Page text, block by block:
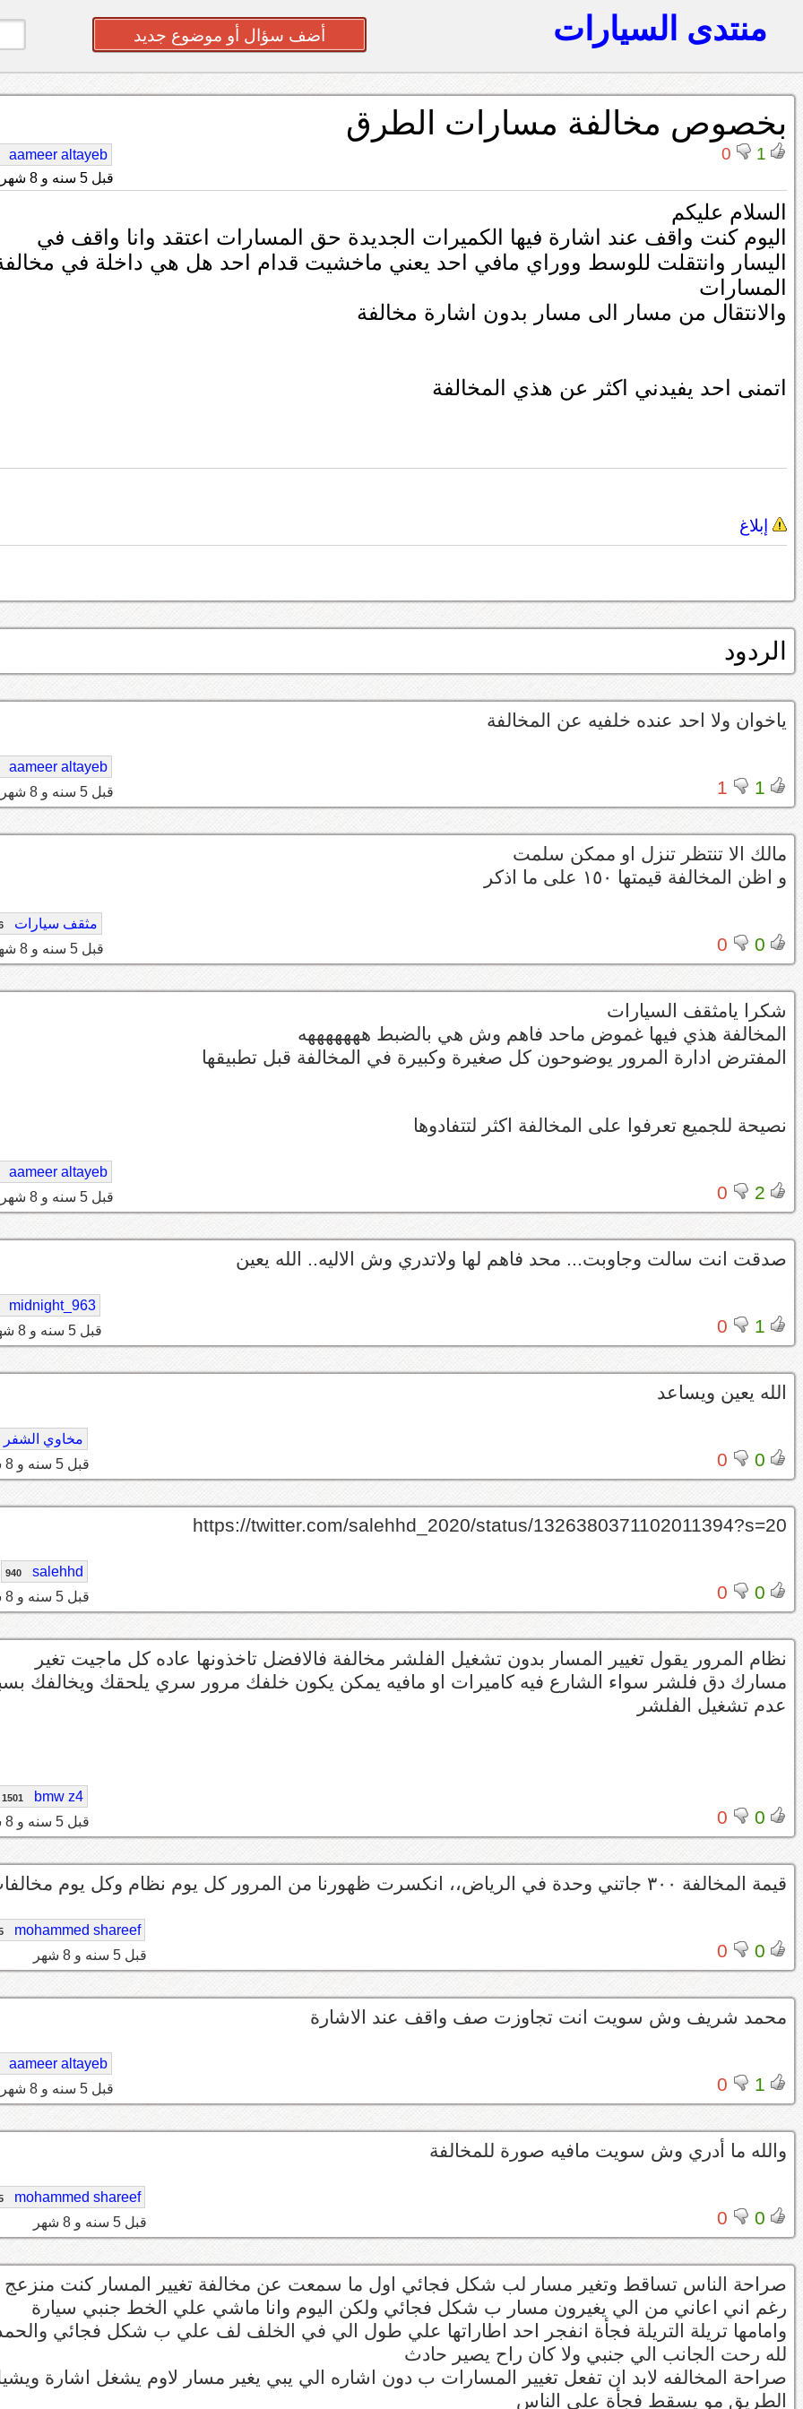
منتدى السيارات أضف سؤال أو موضوع جديد
بخصوص مخالفة مسارات الطرق
1
0
aameer altayeb
قبل 5 سنه و 8 شهر
السلام عليكم
اليوم كنت واقف عند اشارة فيها الكميرات الجديدة حق المسارات اعتقد وانا واقف في
اليسار وانتقلت للوسط ووراي مافي احد يعني ماخشيت قدام احد هل هي داخلة في
المسارات
والانتقال من مسار الى مسار بدون اشارة مخالفة
اتمنى احد يفيدني اكثر عن هذي المخالفة
إبلاغ
الردود
ياخوان ولا احد عنده خلفيه عن المخالفة
1
1
aameer altayeb
قبل 5 سنه و 8 شهر
مالك الا تنتظر تنزل او ممكن سلمت
و اظن المخالفة قيمتها ١٥٠ على ما اذكر
0
0
مثقف سيارات
قبل 5 سنه و 8 شهر
شكرا يامثقف السيارات
المخالفة هذي فيها غموض ماحد فاهم وش هي بالضبط هههههههه
المفترض ادارة المرور يوضوحون كل صغيرة وكبيرة في المخالفة قبل تطبيقها
نصيحة للجميع تعرفوا على المخالفة اكثر لتتفادوها
2
0
aameer altayeb
قبل 5 سنه و 8 شهر
صدقت انت سالت وجاوبت... محد فاهم لها ولاتدري وش الاليه.. الله يعين
1
0
midnight_963
قبل 5 سنه و 8 شهر
الله يعين ويساعد
0
0
مخاوي الشفر
قبل 5 سنه و 8 شهر
https://twitter.com/salehhd_2020/status/1326380371102011394?s=20
0
0
salehhd
940
قبل 5 سنه و 8 شهر
نظام المرور يقول تغيير المسار بدون تشغيل الفلشر مخالفة فالافضل تاخذونها عاده كل ماجيت تغير
مسارك دق فلشر سواء الشارع فيه كاميرات او مافيه يمكن يكون خلفك مرور سري يلحقك ويخالفك
عدم تشغيل الفلشر
0
0
bmw z4
1501
قبل 5 سنه و 8 شهر
قيمة المخالفة ٣٠٠ جاتني وحدة في الرياض،، انكسرت ظهورنا من المرور كل يوم نظام وكل يوم مخالفات
0
0
mohammed shareef
قبل 5 سنه و 8 شهر
محمد شريف وش سويت انت تجاوزت صف واقف عند الاشارة
1
0
aameer altayeb
قبل 5 سنه و 8 شهر
والله ما أدري وش سويت مافيه صورة للمخالفة
0
0
mohammed shareef
قبل 5 سنه و 8 شهر
صراحة الناس تساقط وتغير مسار لب شكل فجائي اول ما سمعت عن مخالفة تغيير المسار كنت منزعج
رغم اني اعاني من الي يغيرون مسار ب شكل فجائي ولكن اليوم وانا ماشي علي الخط جنبي سيارة
وامامها تريلة التريلة فجأة انفجر احد اطاراتها علي طول الي في الخلف لف علي ب شكل فجائي
لله رحت الجانب الي جنبي ولا كان راح يصير حادث
صراحة المخالفه لابد ان تفعل تغيير المسارات ب دون اشاره الي يبي يغير مسار لاوم يشغل اشارة
الطريق مو يسقط فجأة علي الناس